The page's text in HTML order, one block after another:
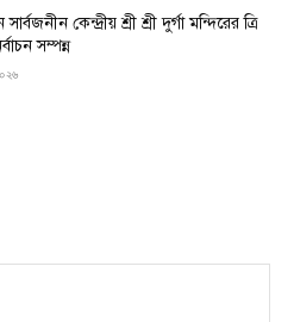
সার্বজনীন কেন্দ্রীয় শ্রী শ্রী দুর্গা মন্দিরের ত্রি
সম্পন্ন